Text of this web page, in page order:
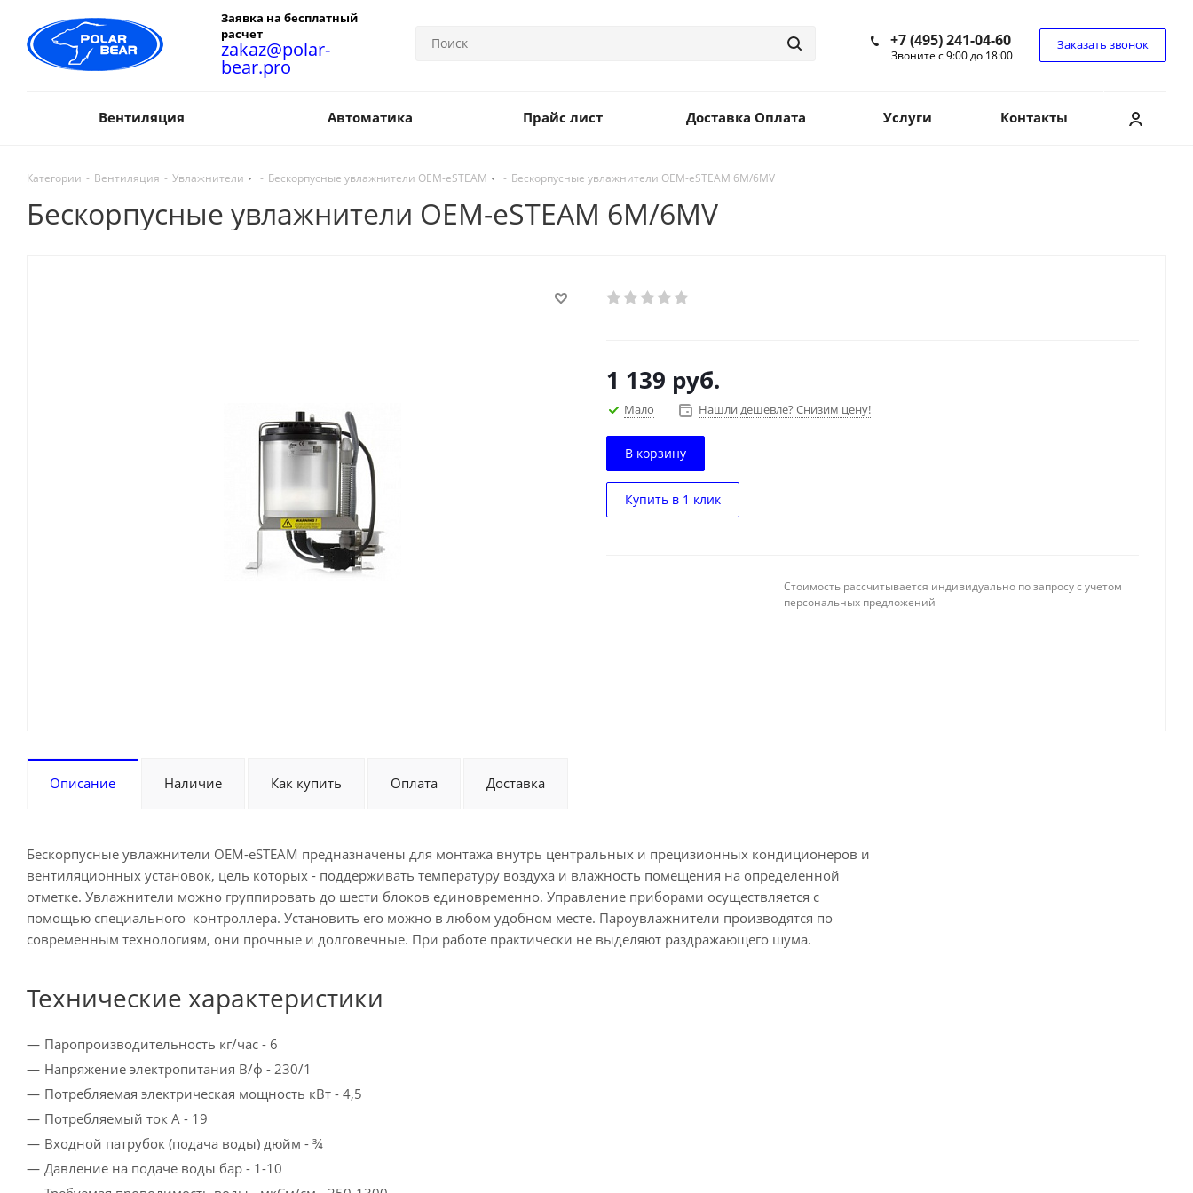
Заявка на бесплатный
расчет
zakaz@polar-
bear.pro
+7 (495) 241-04-60
Звоните с 9:00 до 18:00
Заказать звонок
Вентиляция Автоматика Прайс лист Доставка Оплата Услуги Контакты
Категории - Вентиляция - Увлажнители - Бескорпусные увлажнители OEM-eSTEAM - Бескорпусные увлажнители OEM-eSTEAM 6M/6MV
Бескорпусные увлажнители OEM-eSTEAM 6M/6MV
1 139 руб.
Мало Нашли дешевле? Снизим цену!
В корзину
Купить в 1 клик
Стоимость рассчитывается индивидуально по запросу с учетом
персональных предложений
Описание Наличие Как купить Оплата Доставка
Бескорпусные увлажнители OEM-eSTEAM предназначены для монтажа внутрь центральных и прецизионных кондиционеров и
вентиляционных установок, цель которых - поддерживать температуру воздуха и влажность помещения на определенной
отметке. Увлажнители можно группировать до шести блоков единовременно. Управление приборами осуществляется с
помощью специального контроллера. Установить его можно в любом удобном месте. Пароувлажнители производятся по
современным технологиям, они прочные и долговечные. При работе практически не выделяют раздражающего шума.
Технические характеристики
Паропроизводительность кг/час - 6
Напряжение электропитания В/ф - 230/1
Потребляемая электрическая мощность кВт - 4,5
Потребляемый ток A - 19
Входной патрубок (подача воды) дюйм - ¾
Давление на подаче воды бар - 1-10